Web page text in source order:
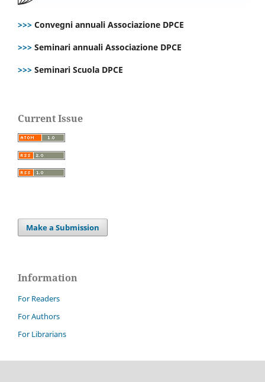
>>> Convegni annuali Associazione DPCE
>>> Seminari annuali Associazione DPCE
>>> Seminari Scuola DPCE
Current Issue
Make a Submission
Information
For Readers
For Authors
For Librarians